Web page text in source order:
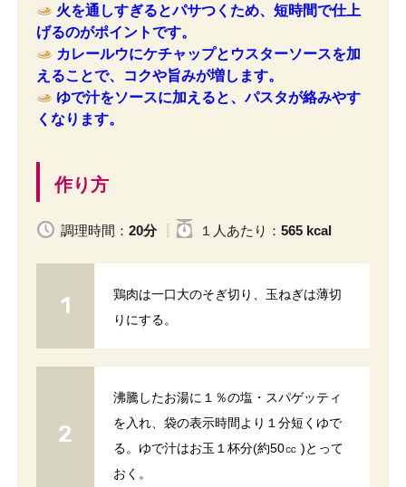
火を通しすぎるとパサつくため、短時間で仕上
げるのがポイントです。
カレールウにケチャップとウスターソースを加
えることで、コクや旨みが増します。
ゆで汁をソースに加えると、パスタが絡みやす
くなります。
作り方
調理時間： 20分 １人 あたり ： 565 kcal
鶏肉は一口大のそぎ切り、玉ねぎは薄切
りにする。
沸騰したお湯に１％の塩・スパゲッティ
を入れ、袋の表示時間より１分短くゆで
る。ゆで汁はお玉１杯分(約50㏄ )とって
おく。